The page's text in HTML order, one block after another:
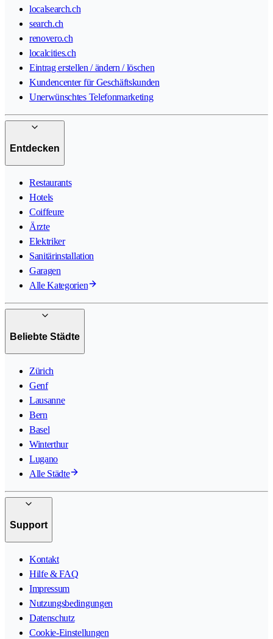
localsearch.ch
search.ch
renovero.ch
localcities.ch
Eintrag erstellen / ändern / löschen
Kundencenter für Geschäftskunden
Unerwünschtes Telefonmarketing
Entdecken
Restaurants
Hotels
Coiffeure
Ärzte
Elektriker
Sanitärinstallation
Garagen
Alle Kategorien
Beliebte Städte
Zürich
Genf
Lausanne
Bern
Basel
Winterthur
Lugano
Alle Städte
Support
Kontakt
Hilfe & FAQ
Impressum
Nutzungsbedingungen
Datenschutz
Cookie-Einstellungen